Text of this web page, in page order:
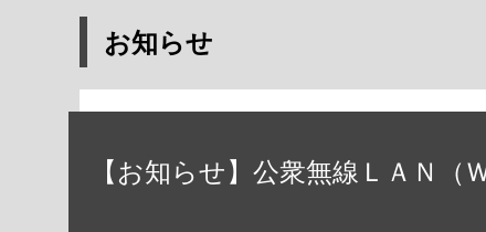
お知らせ
【お知らせ】公衆無線ＬＡＮ